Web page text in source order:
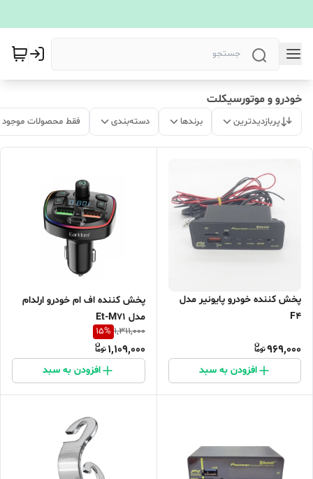
خودرو و موتورسیکلت
پربازدیدترین برندها دسته‌بندی فقط محصولات موجود
پخش کننده خودرو پایونیر مدل
F4
969,000
افزودن به سبد
پخش کننده اف ام خودرو ارلدام
مدل Et-M71
1,311,000
15%
1,109,000
افزودن به سبد